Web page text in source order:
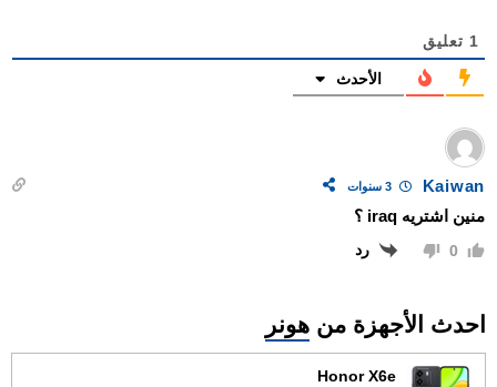
1 تعليق
الأحدث
Kaiwan 3 سنوات
منين اشتريه iraq ؟
0 رد
احدث الأجهزة من هونر
Honor X6e